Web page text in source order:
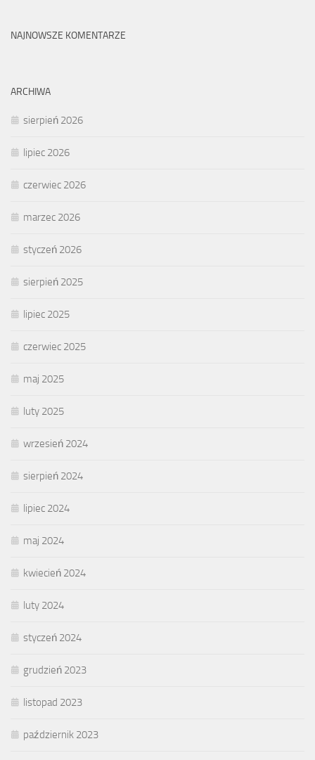
NAJNOWSZE KOMENTARZE
ARCHIWA
sierpień 2026
lipiec 2026
czerwiec 2026
marzec 2026
styczeń 2026
sierpień 2025
lipiec 2025
czerwiec 2025
maj 2025
luty 2025
wrzesień 2024
sierpień 2024
lipiec 2024
maj 2024
kwiecień 2024
luty 2024
styczeń 2024
grudzień 2023
listopad 2023
październik 2023